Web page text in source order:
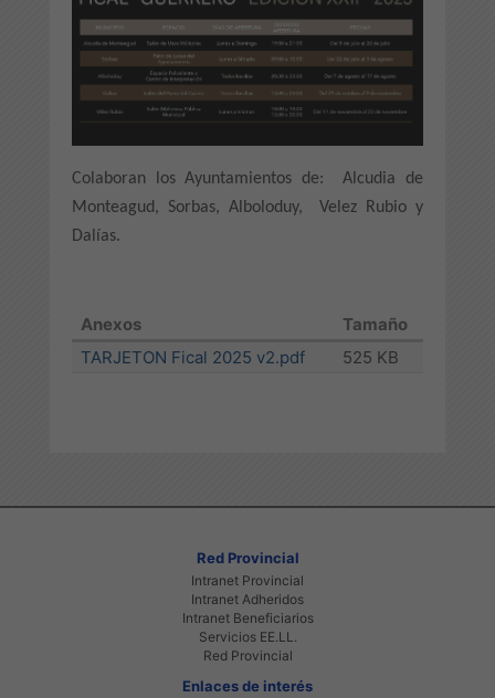
Colaboran los Ayuntamientos de: Alcudia de
Monteagud, Sorbas, Alboloduy, Velez Rubio y
Dalías.
Anexos
Tamaño
TARJETON Fical 2025 v2.pdf
525 KB
Red Provincial
Intranet Provincial
Intranet Adheridos
Intranet Beneficiarios
Servicios EE.LL.
Red Provincial
Enlaces de interés